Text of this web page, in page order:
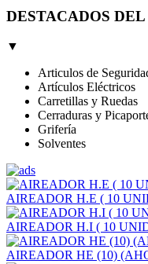
DESTACADOS DEL
▼
Articulos de
Artículos Eléctricos
Carretillas y Ruedas
Cerraduras y
Grifería
Solventes
AIREADOR H.E ( 10
AIREADOR H.I ( 10
AIREADOR HE (10)